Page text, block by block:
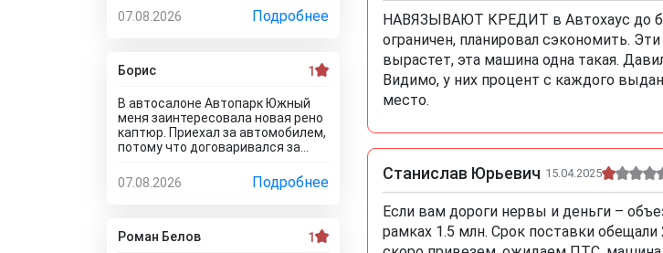
НАВЯЗЫВАЮТ КРЕДИТ в Автохаус до
ограничен, планировал сэкономить.
вырастет, эта машина одна такая.
Видимо, у них процент с каждого
место.
Станислав Юрьевич 15.04.2025
Если вам дороги нервы и деньги –
рамках 1.5 млн. Срок поставки
деньги! Менеджер салона мне
стал доказывать, что отказаться
происходит?! Отчего это
кидалово! Оставил салон без
автомобиля, потому что не хотел
его приобретать с допами за
большие деньги да и вам не
советую!
07.08.2026 Подробнее
Борис 1
В автосалоне Автопарк Южный
меня заинтересовала новая рено
каптюр. Приехал за автомобилем,
потому что договаривался за
что он только в подержанном
варианте! У этого дилера
вам приезжать в этот автоцентр
07.08.2026 Подробнее
Роман Белов 1